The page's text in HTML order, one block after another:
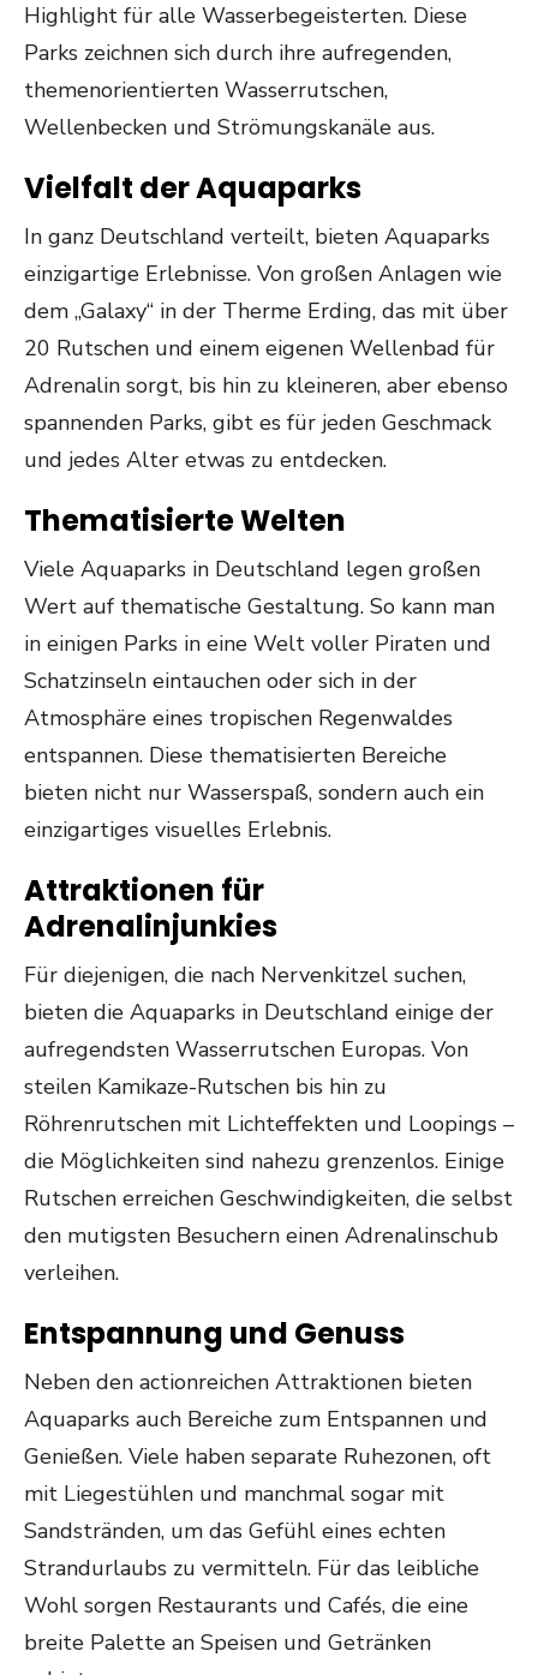
Highlight für alle Wasserbegeisterten. Diese
Parks zeichnen sich durch ihre aufregenden,
themenorientierten Wasserrutschen,
Wellenbecken und Strömungskanäle aus.
Vielfalt der Aquaparks
In ganz Deutschland verteilt, bieten Aquaparks
einzigartige Erlebnisse. Von großen Anlagen wie
dem „Galaxy“ in der Therme Erding, das mit über
20 Rutschen und einem eigenen Wellenbad für
Adrenalin sorgt, bis hin zu kleineren, aber ebenso
spannenden Parks, gibt es für jeden Geschmack
und jedes Alter etwas zu entdecken.
Thematisierte Welten
Viele Aquaparks in Deutschland legen großen
Wert auf thematische Gestaltung. So kann man
in einigen Parks in eine Welt voller Piraten und
Schatzinseln eintauchen oder sich in der
Atmosphäre eines tropischen Regenwaldes
entspannen. Diese thematisierten Bereiche
bieten nicht nur Wasserspaß, sondern auch ein
einzigartiges visuelles Erlebnis.
Attraktionen für
Adrenalinjunkies
Für diejenigen, die nach Nervenkitzel suchen,
bieten die Aquaparks in Deutschland einige der
aufregendsten Wasserrutschen Europas. Von
steilen Kamikaze-Rutschen bis hin zu
Röhrenrutschen mit Lichteffekten und Loopings –
die Möglichkeiten sind nahezu grenzenlos. Einige
Rutschen erreichen Geschwindigkeiten, die selbst
den mutigsten Besuchern einen Adrenalinschub
verleihen.
Entspannung und Genuss
Neben den actionreichen Attraktionen bieten
Aquaparks auch Bereiche zum Entspannen und
Genießen. Viele haben separate Ruhezonen, oft
mit Liegestühlen und manchmal sogar mit
Sandstränden, um das Gefühl eines echten
Strandurlaubs zu vermitteln. Für das leibliche
Wohl sorgen Restaurants und Cafés, die eine
breite Palette an Speisen und Getränken